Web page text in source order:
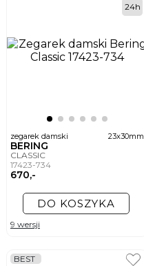
zegarek damski 23x30mm
BERING
CLASSIC
17423-734
670,-
24h
DO KOSZYKA
9 wersji
BEST